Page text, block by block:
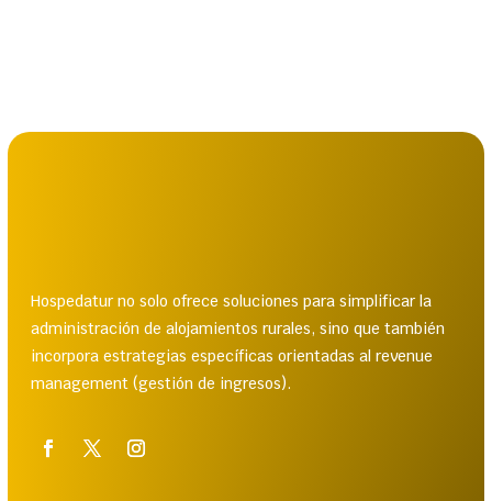
Hospedatur no solo ofrece soluciones para simplificar la
administración de alojamientos rurales, sino que también
incorpora estrategias específicas orientadas al revenue
management (gestión de ingresos).